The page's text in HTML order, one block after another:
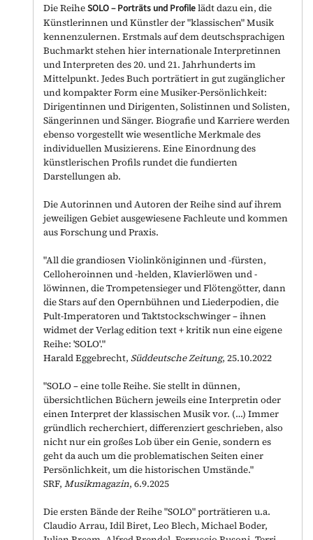
Die ReiheSOLO–Porträts und Profilelädt dazu ein, die
Künstlerinnen und Künstler der "klassischen" Musik
kennenzulernen. Erstmals auf dem deutschsprachigen
Buchmarkt stehen hier internationale Interpretinnen
und Interpreten des 20. und 21. Jahrhunderts im
Mittelpunkt. Jedes Buch porträtiert in gut zugänglicher
und kompakter Form eine Musiker-Persönlichkeit:
Dirigentinnen und Dirigenten, Solistinnen und Solisten,
Sängerinnen und Sänger. Biografie und Karriere werden
ebenso vorgestellt wie wesentliche Merkmale des
individuellen Musizierens. Eine Einordnung des
künstlerischen Profils rundet die fundierten
Darstellungen ab.
Die Autorinnen und Autoren der Reihe sind auf ihrem
jeweiligen Gebiet ausgewiesene Fachleute und kommen
aus Forschung und Praxis.
"All die grandiosen Violinköniginnen und -fürsten,
Celloheroinnen und -helden, Klavierlöwen und -
löwinnen, die Trompetensieger und Flötengötter, dann
die Stars auf den Opernbühnen und Liederpodien, die
Pult-Imperatoren und Taktstockschwinger–ihnen
widmet der Verlag edition text + kritik nun eine eigene
Reihe: 'SOLO'."
Harald Eggebrecht,Süddeutsche Zeitung, 25.10.2022
"SOLO – eine tolle Reihe. Sie stellt in dünnen,
übersichtlichen Büchern jeweils eine Interpretin oder
einen Interpret der klassischen Musik vor. (…) Immer
gründlich recherchiert, differenziert geschrieben, also
nicht nur ein großes Lob über ein Genie, sondern es
geht da auch um die problematischen Seiten einer
Persönlichkeit, um die historischen Umstände."
SRF,Musikmagazin, 6.9.2025
Die ersten Bände der Reihe "SOLO" porträtieren u.a.
Claudio Arrau, Idil Biret, Leo Blech, Michael Boder,